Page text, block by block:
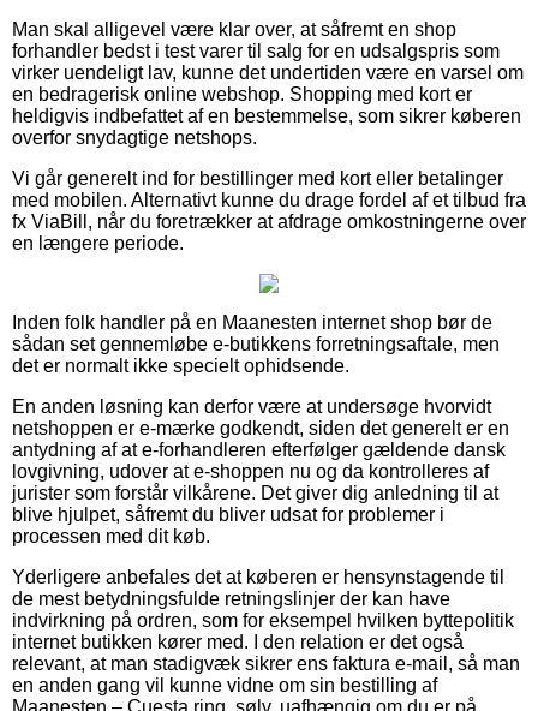
Man skal alligevel være klar over, at såfremt en shop
forhandler bedst i test varer til salg for en udsalgspris som
virker uendeligt lav, kunne det undertiden være en varsel om
en bedragerisk online webshop. Shopping med kort er
heldigvis indbefattet af en bestemmelse, som sikrer køberen
overfor snydagtige netshops.
Vi går generelt ind for bestillinger med kort eller betalinger
med mobilen. Alternativt kunne du drage fordel af et tilbud fra
fx ViaBill, når du foretrækker at afdrage omkostningerne over
en længere periode.
Inden folk handler på en Maanesten internet shop bør de
sådan set gennemløbe e-butikkens forretningsaftale, men
det er normalt ikke specielt ophidsende.
En anden løsning kan derfor være at undersøge hvorvidt
netshoppen er e-mærke godkendt, siden det generelt er en
antydning af at e-forhandleren efterfølger gældende dansk
lovgivning, udover at e-shoppen nu og da kontrolleres af
jurister som forstår vilkårene. Det giver dig anledning til at
blive hjulpet, såfremt du bliver udsat for problemer i
processen med dit køb.
Yderligere anbefales det at køberen er hensynstagende til
de mest betydningsfulde retningslinjer der kan have
indvirkning på ordren, som for eksempel hvilken byttepolitik
internet butikken kører med. I den relation er det også
relevant, at man stadigvæk sikrer ens faktura e-mail, så man
en anden gang vil kunne vidne om sin bestilling af
Maanesten – Cuesta ring, sølv, uafhængig om du er på